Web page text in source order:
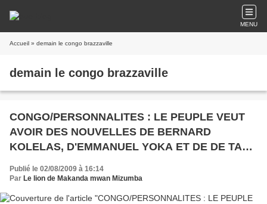
MENU
Accueil » demain le congo brazzaville
demain le congo brazzaville
CONGO/PERSONNALITES : LE PEUPLE VEUT
AVOIR DES NOUVELLES DE BERNARD
KOLELAS, D'EMMANUEL YOKA ET DE DE TATY
LOUTARD !
Publié le 02/08/2009 à 16:14
Par Le lion de Makanda mwan Mizumba